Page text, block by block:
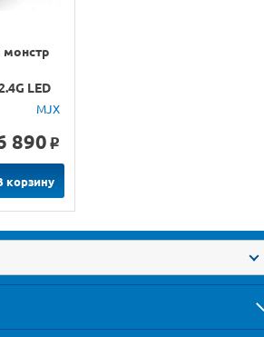
LED
MJX
890 o
корзину